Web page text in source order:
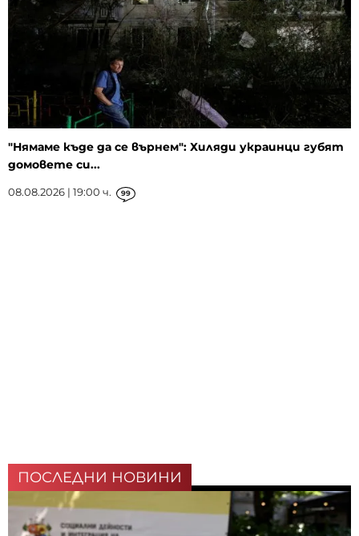
"Нямаме къде да се върнем": Хиляди украинци губят
домовете си...
08.08.2026 | 19:00 ч. 99
ПОСЛЕДНИ НОВИНИ